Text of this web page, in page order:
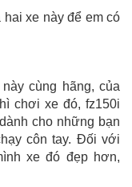
xe này để em có
cùng hãng, của
chơi xe đó, fz150i
cho những bạn
côn tay. Đối với
xe đó đẹp hơn,